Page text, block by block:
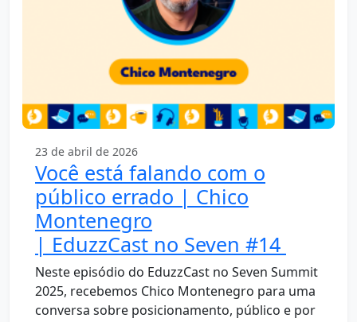
23 de abril de 2026
Você está falando com o
público errado | Chico
Montenegro
| EduzzCast no Seven #14
Neste episódio do EduzzCast no Seven Summit
2025, recebemos Chico Montenegro para uma
conversa sobre posicionamento, público e por